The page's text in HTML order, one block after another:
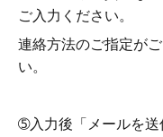
ご入力ください。
連絡方法のご指定が
い。
➄入力後「メールを送